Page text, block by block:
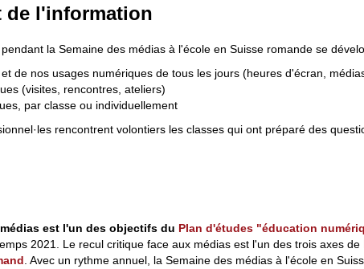
de l'information
la Semaine des médias à l'école en Suisse romande se
de nos usages numériques de tous les jours (heures d'écran,
(visites, rencontres, ateliers)
par classe ou individuellement
rencontrent volontiers les classes qui ont préparé des
est l'un des objectifs du Plan d'études "éducation
2021. Le recul critique face aux médias est l'un des trois axes de
. Avec un rythme annuel, la Semaine des médias à l'école en